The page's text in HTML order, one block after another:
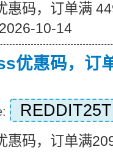
惠码，订单满
10-14
优惠码，订
REDDIT25T
惠码，订单满